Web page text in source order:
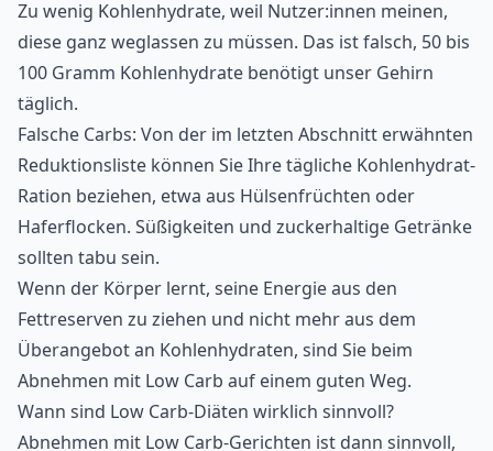
Zu wenig Kohlenhydrate, weil Nutzer:innen meinen,
diese ganz weglassen zu müssen. Das ist falsch, 50 bis
100 Gramm Kohlenhydrate benötigt unser Gehirn
täglich.
Falsche Carbs: Von der im letzten Abschnitt erwähnten
Reduktionsliste können Sie Ihre tägliche Kohlenhydrat-
Ration beziehen, etwa aus Hülsenfrüchten oder
Haferflocken. Süßigkeiten und zuckerhaltige Getränke
sollten tabu sein.
Wenn der Körper lernt, seine Energie aus den
Fettreserven zu ziehen und nicht mehr aus dem
Überangebot an Kohlenhydraten, sind Sie beim
Abnehmen mit Low Carb auf einem guten Weg.
Wann sind Low Carb-Diäten wirklich sinnvoll?
Abnehmen mit Low Carb-Gerichten ist dann sinnvoll,